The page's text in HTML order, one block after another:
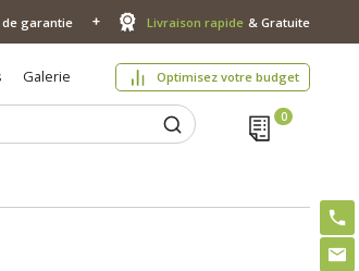
de garantie Livraison rapide & Gratuite
Galerie Optimisez votre budget